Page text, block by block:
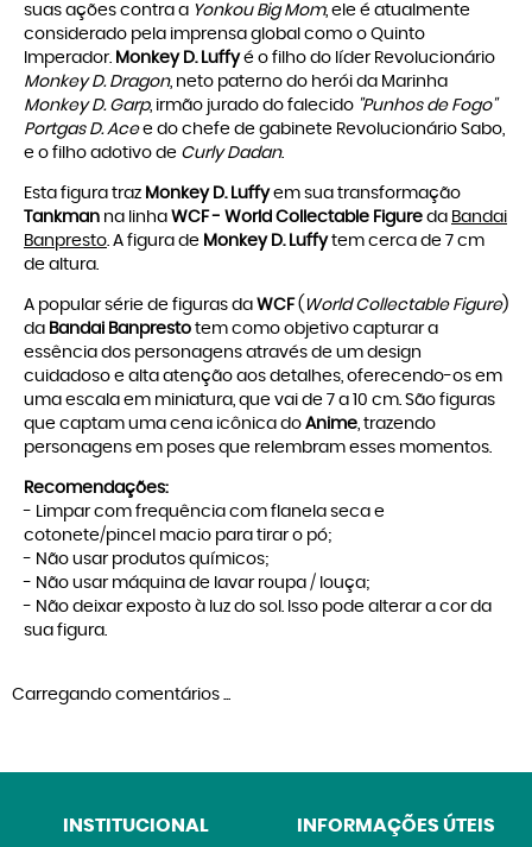
suas ações contra a Yonkou Big Mom, ele é atualmente
considerado pela imprensa global como o Quinto
Imperador. Monkey D. Luffyé o filho do líder Revolucionário
Monkey D. Dragon, neto paterno do herói da Marinha
Monkey D. Garp, irmão jurado do falecido "Punhos de Fogo"
Portgas D. Acee do chefe de gabinete Revolucionário Sabo,
e o filho adotivo de Curly Dadan.
Esta figura traz Monkey D. Luffyem sua transformação
Tankman na linha WCF - World Collectable Figure da Bandai
Banpresto. A figura de Monkey D. Luffytem cerca de 7 cm
de altura.
A popular série de figuras da WCF ( World Collectable Figure)
da Bandai Banpresto tem como objetivo capturar a
essência dos personagens através de um design
cuidadoso e alta atenção aos detalhes, oferecendo-os em
uma escala em miniatura, que vai de 7 a 10 cm. São figuras
que captam uma cena icônica do Anime, trazendo
personagens em poses que relembram esses momentos.
Recomendações:
- Limpar com frequência com flanela seca e
cotonete/pincel macio para tirar o pó;
- Não usar produtos químicos;
- Não usar máquina de lavar roupa / louça;
- Não deixar exposto à luz do sol. Isso pode alterar a cor da
sua figura.
Carregando comentários ...
INSTITUCIONAL INFORMAÇÕES ÚTEIS